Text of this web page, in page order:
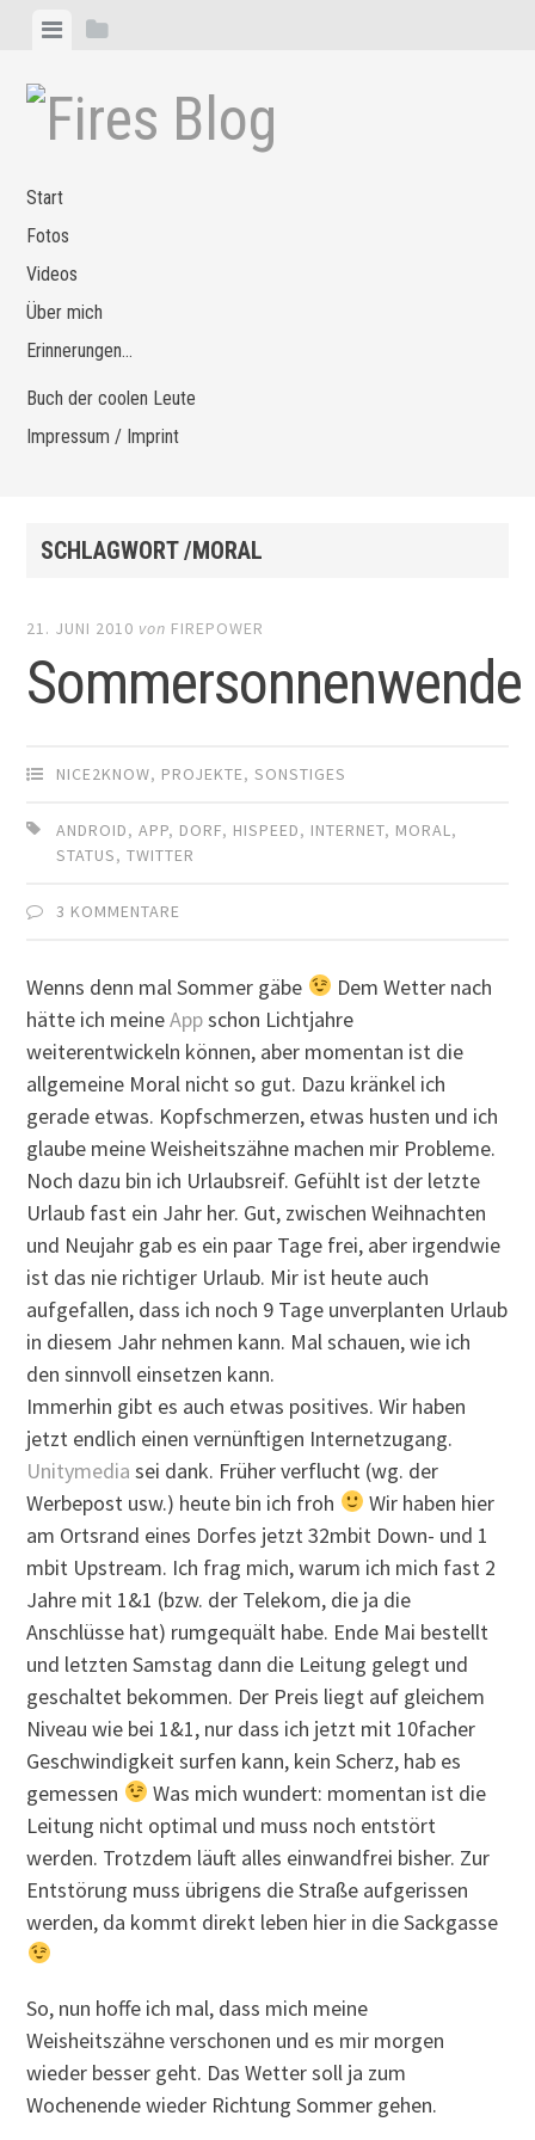
Zum
springen
MenüSeitenleiste
Start
Fotos
Videos
Über mich
Erinnerungen…
Buch der coolen Leute
Impressum / Imprint
SCHLAGWORT /MORAL
21. JUNI 2010 von FIREPOWER
Sommersonnenwende
NICE2KNOW, PROJEKTE,SONSTIGES
ANDROID,APP, DORF, HISPEED, INTERNET, MORAL,
STATUS,TWITTER
3 KOMMENTARE
Wenns denn mal Sommer gäbe
Dem Wetter nach
hätte ich meineAppschon Lichtjahre
weiterentwickeln können, aber momentan ist die
allgemeine Moral nicht so gut. Dazu kränkel ich
gerade etwas. Kopfschmerzen, etwas husten und ich
glaube meine Weisheitszähne machen mir Probleme.
Noch dazu bin ich Urlaubsreif. Gefühlt ist der letzte
Urlaub fast ein Jahr her. Gut, zwischen Weihnachten
und Neujahr gab es ein paar Tage frei, aber irgendwie
ist das nie richtiger Urlaub. Mir ist heute auch
aufgefallen, dass ich noch 9 Tage unverplanten Urlaub
in diesem Jahr nehmen kann. Mal schauen, wie ich
den sinnvoll einsetzen kann.
Immerhin gibt es auch etwas positives. Wir haben
jetzt endlich einen vernünftigen Internetzugang.
Unitymedia sei dank. Früher verflucht (wg. der
Werbepost usw.) heute bin ich froh
Wir haben hier
am Ortsrand eines Dorfes jetzt 32mbit Down- und 1
mbit Upstream. Ich frag mich, warum ich mich fast 2
Jahre mit 1&1 (bzw. der Telekom, die ja die
Anschlüsse hat) rumgequält habe. Ende Mai bestellt
und letzten Samstag dann die Leitung gelegt und
geschaltet bekommen. Der Preis liegt auf gleichem
Niveau wie bei 1&1, nur dass ich jetzt mit 10facher
Geschwindigkeit surfen kann, kein Scherz, hab es
gemessen
Was mich wundert: momentan ist die
Leitung nicht optimal und muss noch entstört
werden. Trotzdem läuft alles einwandfrei bisher. Zur
Entstörung muss übrigens die Straße aufgerissen
werden, da kommt direkt leben hier in die Sackgasse
So, nun hoffe ich mal, dass mich meine
Weisheitszähne verschonen und es mir morgen
wieder besser geht. Das Wetter soll ja zum
Wochenende wieder Richtung Sommer gehen.